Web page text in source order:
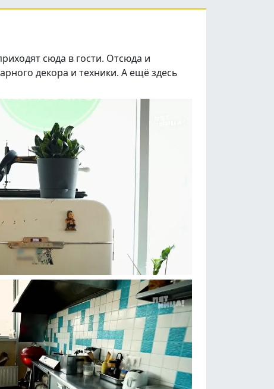
сюда в гости. Отсюда и
декора и техники. А ещё здесь